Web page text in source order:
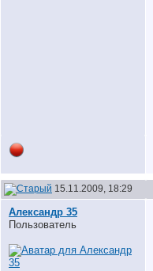
15.11.2009, 18:29
Александр 35
Пользователь